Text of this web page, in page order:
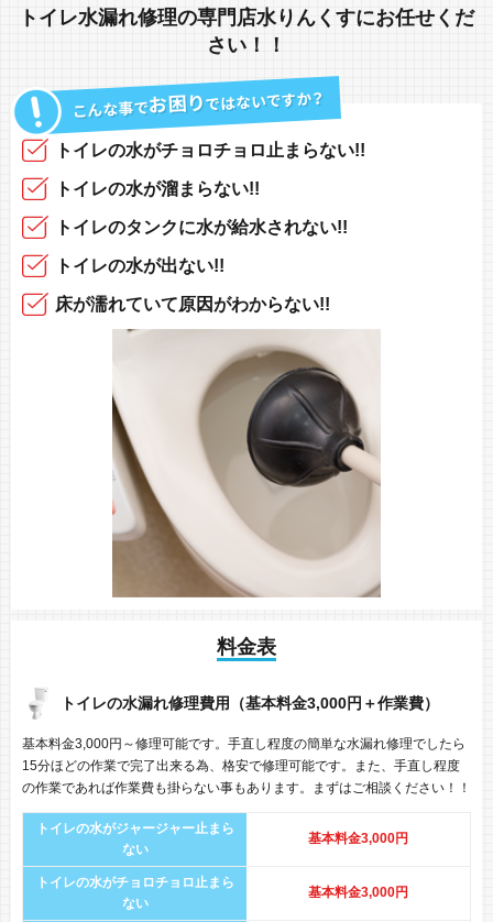
トイレ水漏れ修理の専門店水りんくすにお任せくだ
さい！！
トイレの水がチョロチョロ 止まらない!!
トイレの水が溜まらない!!
トイレのタンクに水が給水されない!!
トイレの水が出ない!!
床が濡れていて原因がわからない!!
料金表
トイレの水漏れ修理費用（基本料金3,000円＋作業費）
基本料金3,000円～修理可能です。手直し程度の簡単な水漏れ修理でしたら
15分ほどの作業で完了出来る為、格安で修理可能です。また、手直し程度
の作業であれば作業費も掛らない事もあります。まずはご相談ください！！
トイレの水がジャージャー止まら
ない
基本料金3,000円
トイレの水がチョロチョロ止まら
ない
基本料金3,000円